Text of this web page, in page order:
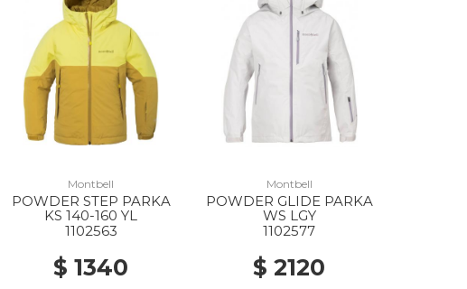
Montbell
POWDER STEP PARKA
KS 140-160 YL
1102563
$ 1340
Montbell
POWDER GLIDE PARKA
WS LGY
1102577
$ 2120